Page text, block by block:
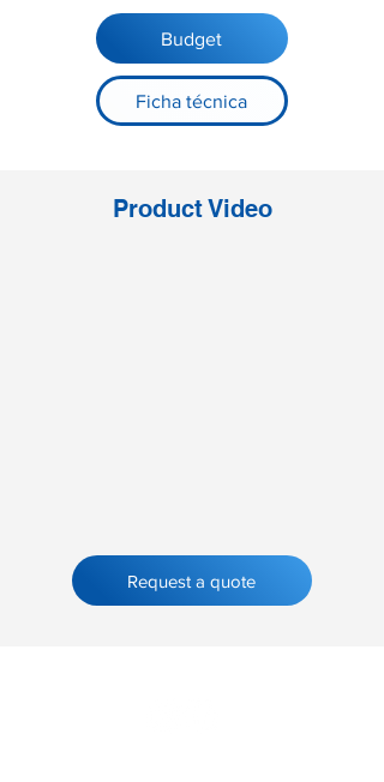
Budget
Ficha técnica
Product Video
Request a quote